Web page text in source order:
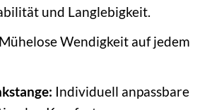
und Langlebigkeit.
Mühelose Wendigkeit auf jedem
Individuell anpassbare